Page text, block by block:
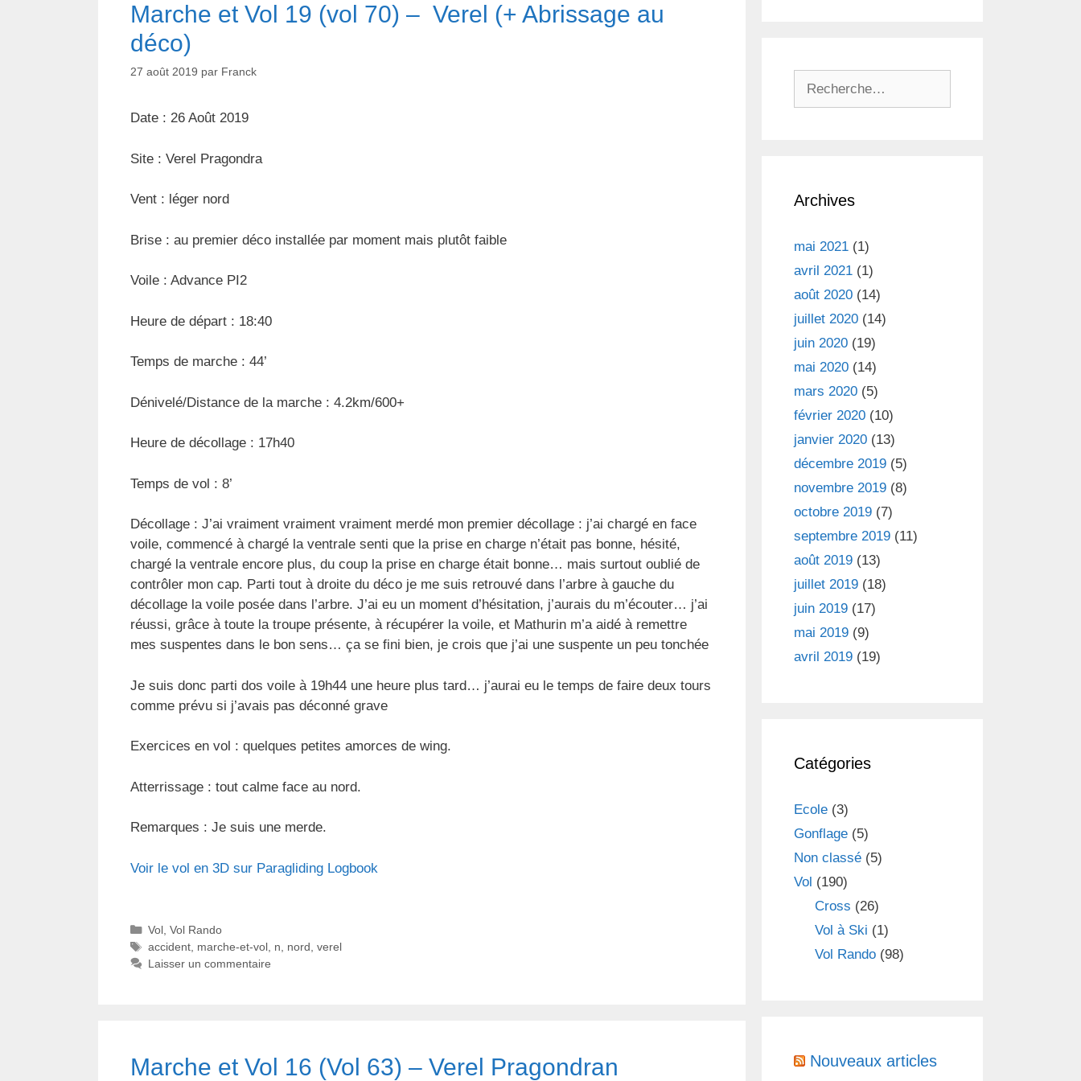
Marche et Vol 19 (vol 70) – Verel (+ Abrissage au
déco)
27 août 2019 par Franck
Date : 26 Août 2019
Site : Verel Pragondra
Vent : léger nord
Brise : au premier déco installée par moment mais plutôt faible
Voile : Advance PI2
Heure de départ : 18:40
Temps de marche : 44’
Dénivelé/Distance de la marche : 4.2km/600+
Heure de décollage : 17h40
Temps de vol : 8’
Décollage : J’ai vraiment vraiment vraiment merdé mon premier décollage : j’ai chargé en face
voile, commencé à chargé la ventrale senti que la prise en charge n’était pas bonne, hésité,
chargé la ventrale encore plus, du coup la prise en charge était bonne… mais surtout oublié de
contrôler mon cap. Parti tout à droite du déco je me suis retrouvé dans l’arbre à gauche du
décollage la voile posée dans l’arbre. J’ai eu un moment d’hésitation, j’aurais du m’écouter… j’ai
réussi, grâce à toute la troupe présente, à récupérer la voile, et Mathurin m’a aidé à remettre
mes suspentes dans le bon sens… ça se fini bien, je crois que j’ai une suspente un peu tonchée
Je suis donc parti dos voile à 19h44 une heure plus tard… j’aurai eu le temps de faire deux tours
comme prévu si j’avais pas déconné grave
Exercices en vol : quelques petites amorces de wing.
Atterrissage : tout calme face au nord.
Remarques : Je suis une merde.
Voir le vol en 3D sur Paragliding Logbook
C
a
t
e
Vol, Vol Rando
É
t
accident, marche-et-vol, n nord verel
Laisser un commentaire
Marche et Vol 16 (Vol 63) – Verel Pragondran
c
e
:
Archives
mai 2021 (1)
avril 2021 (1)
août 2020 (14)
juillet 2020 (14)
juin 2020 (19)
mai 2020 (14)
mars 2020 (5)
février 2020 (10)
janvier 2020 (13)
décembre 2019 (5)
novembre 2019 (8)
octobre 2019 (7)
septembre 2019 (11)
août 2019 (13)
juillet 2019 (18)
juin 2019 (17)
mai 2019 (9)
avril 2019 (19)
Catégories
Ecole (3)
Gonflage (5)
Non classé (5)
Vol (190)
Cross (26)
Vol à Ski (1)
Vol Rando(98)
Nouveaux articles